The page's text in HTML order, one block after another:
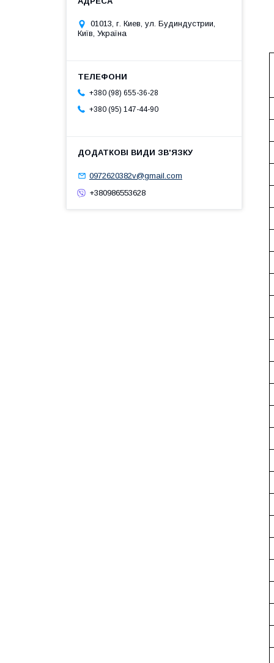
01013, г. Киев, ул. Будиндустрии,
Київ, Україна
+380 (98) 655-36-28
+380 (95) 147-44-90
0972620382v@gmail.com
+380986553628